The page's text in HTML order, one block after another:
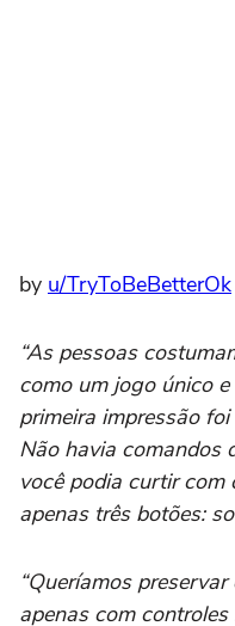
by u/TryToBeBetterOk
“As pessoas
como um jogo único
primeira impressão
Não havia comandos
você podia curtir com
apenas três botões:
“Queríamos
apenas com